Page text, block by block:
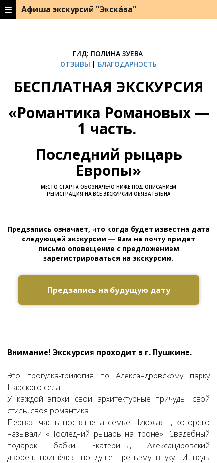
Афиша экскурсий "Экска́ва"
ГИД: ПОЛИНА ЗУЕВА
ОТЗЫВЫ | БЛАГОДАРНОСТЬ
БЕСПЛАТНАЯ ЭКСКУРСИЯ
«Романтика Романовых —
1 часть.
Последний рыцарь
Европы»
МЕСТО СТАРТА ОБОЗНАЧЕНО НИЖЕ ПОД ОПИСАНИЕМ
РЕГИСТРАЦИЯ НА ВСЕ ЭКСКУРСИИ ОБЯЗАТЕЛЬНА
Предзапись означает, что когда будет известна дата
следующей экскурсии — Вам на почту придет
письмо оповещение с предложением
зарегистрироваться на экскурсию.
Предзапись на будущую дату
Внимание! Экскурсия проходит в г. Пушкине.
Это прогулка-трилогия по Александровскому парку
Царского села.
У каждой эпохи свои архитектурные причуды, свой
стиль, своя романтика.
Первая часть посвящена семье Николая I, которого
называли «Последний рыцарь на троне». Свадебный
подарок бабки Екатерины, Александровский
дворец, пришёлся по душе третьему внуку. И ведь